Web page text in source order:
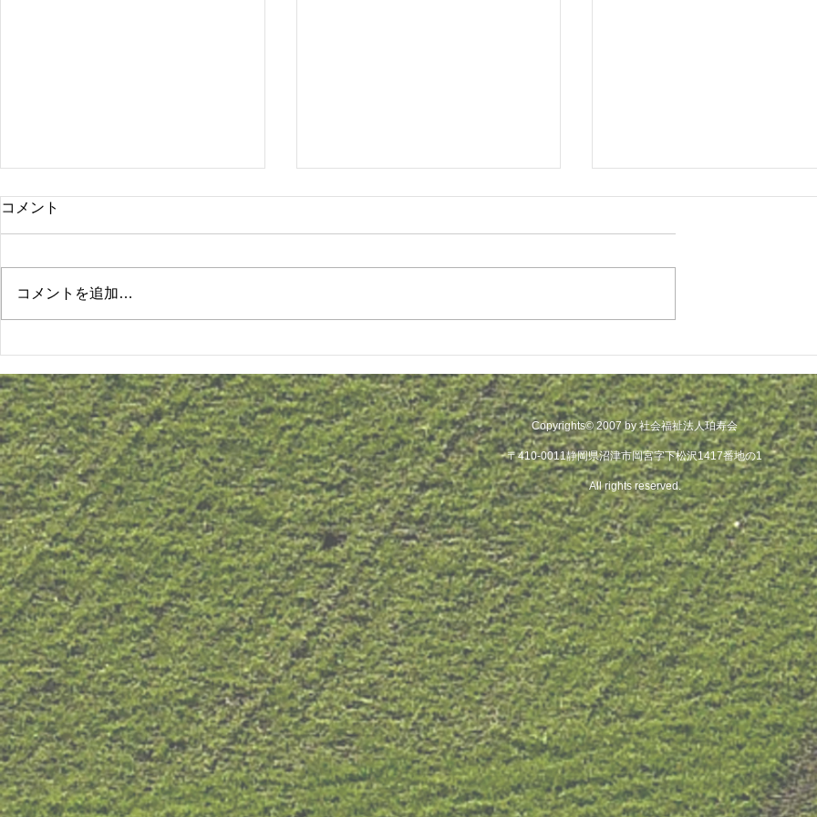
より7月号
より6月号
より5月号
コメント
コメントを追加…
Copyrights© 2007 by 社会福祉法人珀寿会
〒410-0011静岡県沼津市岡宮字下松沢1417番地の1
All rights reserved.